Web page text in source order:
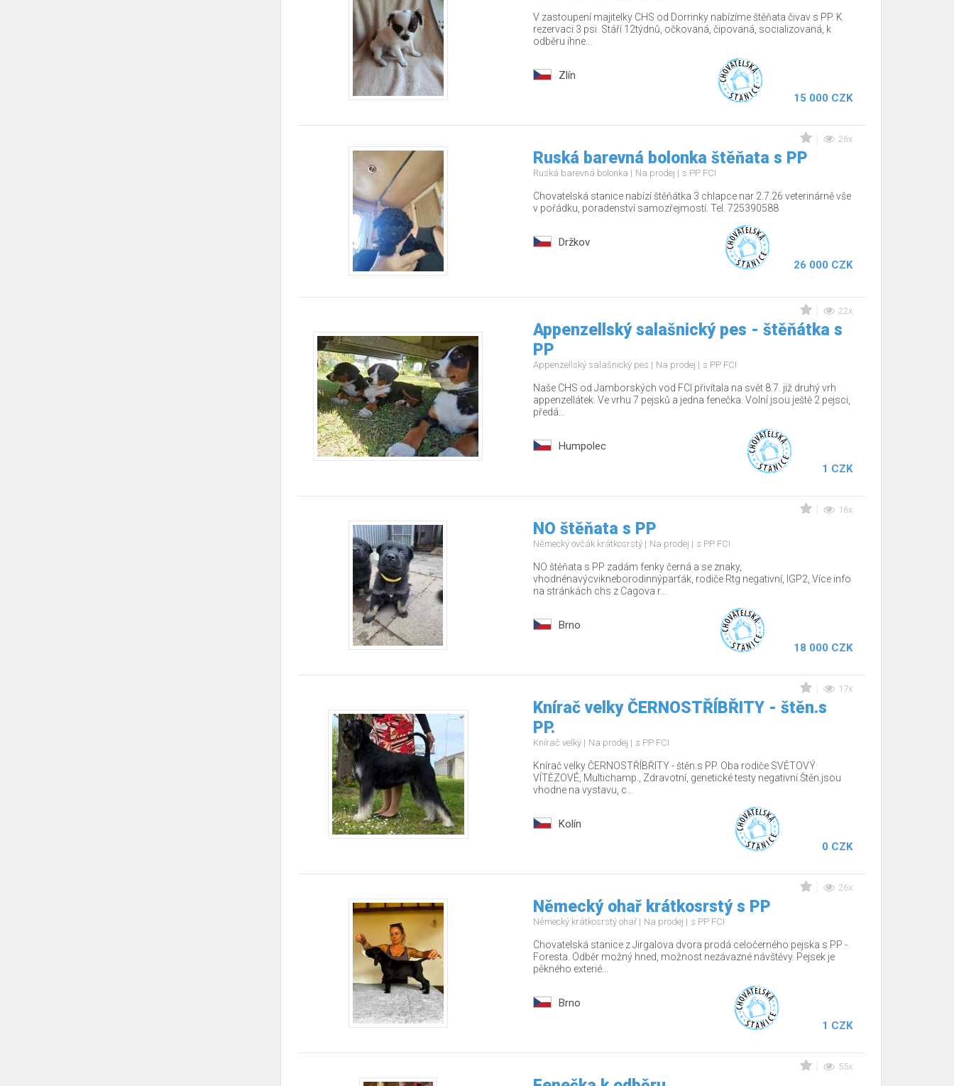
V zastoupení majitelky CHS od Dorrinky nabízíme štěňata čivav s PP. K
rezervaci 3 psi. Stáří 12týdnů, očkovaná, čipovaná, socializovaná, k
odběru ihne...
Zlín
15 000 CZK
26x
Ruská barevná bolonka štěňata s PP
Ruská barevná bolonka Na prodej s PP FCI
Chovatelská stanice nabízí štěňátka 3 chlapce nar 2.7.26 veterinárně vše
v pořádku, poradenství samozřejmostí. Tel. 725390588
Držkov
26 000 CZK
22x
Appenzellský salašnický pes - štěňátka s
PP
Appenzellský salašnický pes Na prodej s PP FCI
Naše CHS od Jamborských vod FCI přivítala na svět 8.7. již druhý vrh
appenzellátek. Ve vrhu 7 pejsků a jedna fenečka. Volní jsou ještě 2 pejsci,
předá...
Humpolec
1 CZK
16x
NO štěňata s PP
Německý ovčák krátkosrstý Na prodej s PP FCI
NO štěňata s PP zadám fenky černá a se znaky,
vhodnénavýcvikneborodinnýparťák, rodiče Rtg negativní, IGP2, Více info
na stránkách chs z Cagova r...
Brno
18 000 CZK
17x
Knírač velky ČERNOSTŘÍBŘITY - štěn.s
PP.
Knírač velký Na prodej s PP FCI
Knírač velky ČERNOSTŘÍBŘITY - štěn.s PP. Oba rodiče SVĚTOVÝ
VÍTĚZOVÉ, Multichamp., Zdravotní, genetické testy negativní.Štěn.jsou
vhodne na vystavu, c...
Kolín
0 CZK
26x
Německý ohař krátkosrstý s PP
Německý krátkosrstý ohař Na prodej s PP FCI
Chovatelská stanice z Jirgalova dvora prodá celočerného pejska s PP -
Foresta. Odběr možný hned, možnost nezávazné návštěvy. Pejsek je
pěkného exterié...
Brno
1 CZK
55x